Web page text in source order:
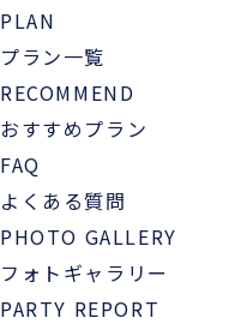
PLAN
プラン一覧
RECOMMEND
おすすめプラン
FAQ
よくある質問
PHOTO GALLERY
フォトギャラリー
PARTY REPORT